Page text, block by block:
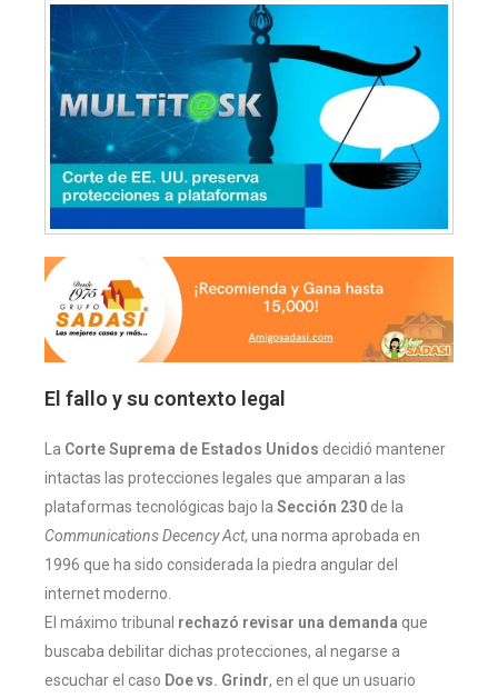
El fallo y su contexto legal
La Corte Suprema de Estados Unidos decidió mantener
intactas las protecciones legales que amparan a las
plataformas tecnológicas bajo la Sección 230 de la
Communications Decency Act, una norma aprobada en
1996 que ha sido considerada la piedra angular del
internet moderno.
El máximo tribunal rechazó revisar una demanda que
buscaba debilitar dichas protecciones, al negarse a
escuchar el caso Doe vs. Grindr, en el que un usuario